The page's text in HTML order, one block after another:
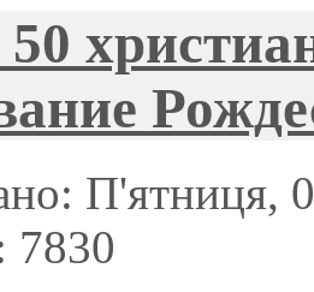
П'ятниця,
7830